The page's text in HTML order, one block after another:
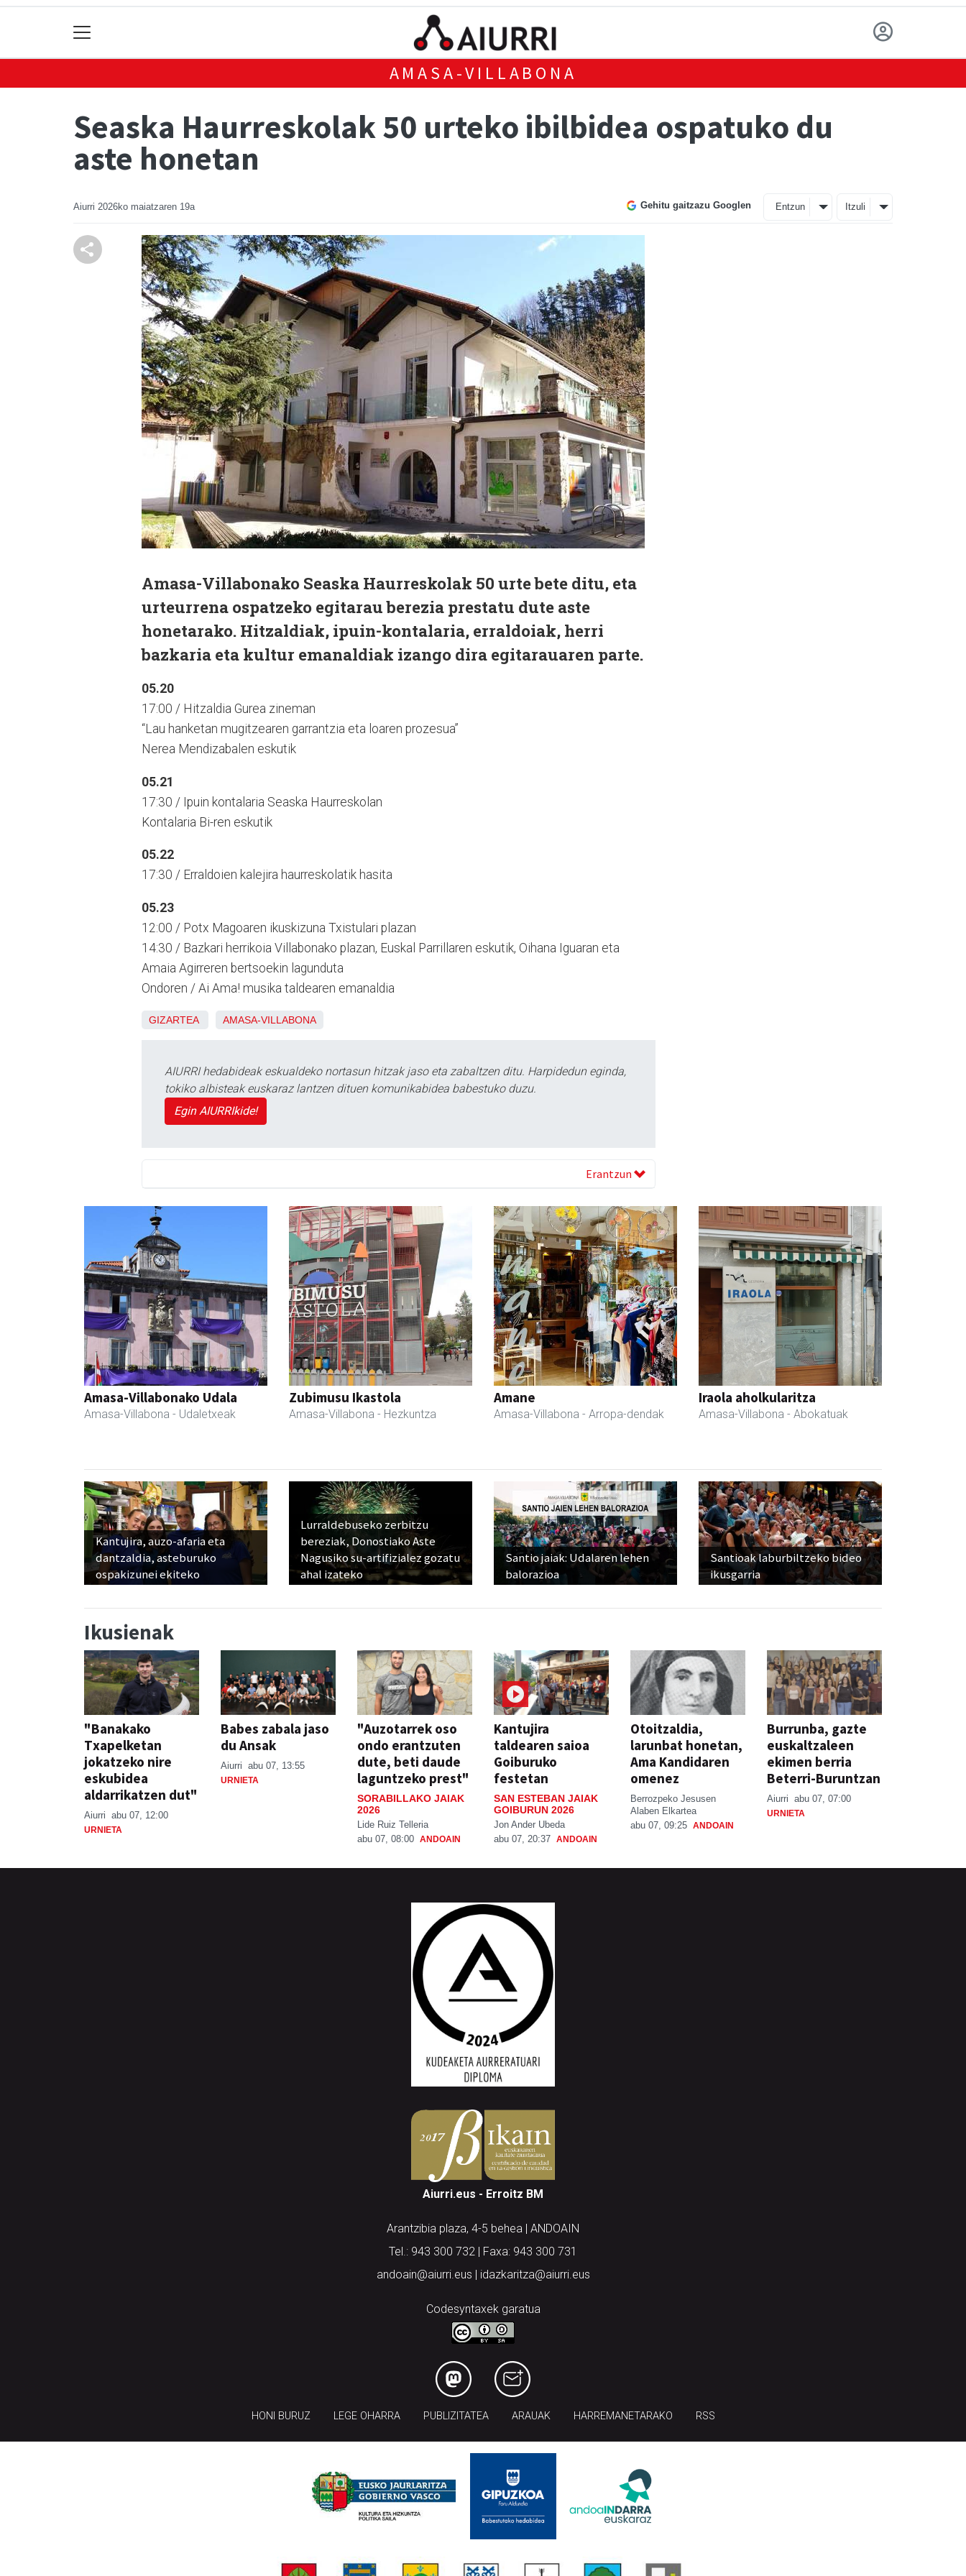
AMASA-VILLABONA
Seaska Haurreskolak 50 urteko ibilbidea ospatuko du
aste honetan
Aiurri 2026ko maiatzaren 19a Gehitu gaitzazu Googlen Entzun Itzuli
Amasa-Villabonako Seaska Haurreskolak 50 urte bete ditu, eta
urteurrena ospatzeko egitarau berezia prestatu dute aste
honetarako. Hitzaldiak, ipuin-kontalaria, erraldoiak, herri
bazkaria eta kultur emanaldiak izango dira egitarauaren parte.
05.20
17:00 / Hitzaldia Gurea zineman
“Lau hanketan mugitzearen garrantzia eta loaren prozesua”
Nerea Mendizabalen eskutik
05.21
17:30 / Ipuin kontalaria Seaska Haurreskolan
Kontalaria Bi-ren eskutik
05.22
17:30 / Erraldoien kalejira haurreskolatik hasita
05.23
12:00 / Potx Magoaren ikuskizuna Txistulari plazan
14:30 / Bazkari herrikoia Villabonako plazan, Euskal Parrillaren eskutik, Oihana Iguaran eta
Amaia Agirreren bertsoekin lagunduta
Ondoren / Ai Ama! musika taldearen emanaldia
GIZARTEA AMASA-VILLABONA
AIURRI hedabideak eskualdeko nortasun hitzak jaso eta zabaltzen ditu. Harpidedun eginda,
tokiko albisteak euskaraz lantzen dituen komunikabidea babestuko duzu.
Egin AIURRIkide!
Erantzun
Amasa-Villabonako Udala
Amasa-Villabona - Udaletxeak
Zubimusu Ikastola
Amasa-Villabona - Hezkuntza
Amane
Amasa-Villabona - Arropa-dendak
Iraola aholkularitza
Amasa-Villabona - Abokatuak
Kantujira, auzo-afaria eta
dantzaldia, asteburuko
ospakizunei ekiteko
Lurraldebuseko zerbitzu
bereziak, Donostiako Aste
Nagusiko su-artifizialez gozatu
ahal izateko
Santio jaiak: Udalaren lehen
balorazioa
Santioak laburbiltzeko bideo
ikusgarria
Ikusienak
"Banakako
Txapelketan
jokatzeko nire
eskubidea
aldarrikatzen dut"
Aiurri abu 07, 12:00
URNIETA
Babes zabala jaso
du Ansak
Aiurri abu 07, 13:55
URNIETA
"Auzotarrek oso
ondo erantzuten
dute, beti daude
laguntzeko prest"
SORABILLAKO JAIAK
2026
Lide Ruiz Telleria
abu 07, 08:00 ANDOAIN
Kantujira
taldearen saioa
Goiburuko
festetan
SAN ESTEBAN JAIAK
GOIBURUN 2026
Jon Ander Ubeda
abu 07, 20:37 ANDOAIN
Otoitzaldia,
larunbat honetan,
Ama Kandidaren
omenez
Berrozpeko Jesusen
Alaben Elkartea
abu 07, 09:25 ANDOAIN
Burrunba, gazte
euskaltzaleen
ekimen berria
Beterri-Buruntzan
Aiurri abu 07, 07:00
URNIETA
Aiurri.eus - Erroitz BM
Arantzibia plaza, 4-5 behea | ANDOAIN
Tel.: 943 300 732 | Faxa: 943 300 731
andoain@aiurri.eus | idazkaritza@aiurri.eus
Codesyntaxek garatua
HONI BURUZ LEGE OHARRA PUBLIZITATEA ARAUAK HARREMANETARAKO RSS